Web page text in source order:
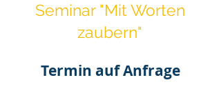
Seminar "Mit Worten
zaubern"
Termin auf Anfrage